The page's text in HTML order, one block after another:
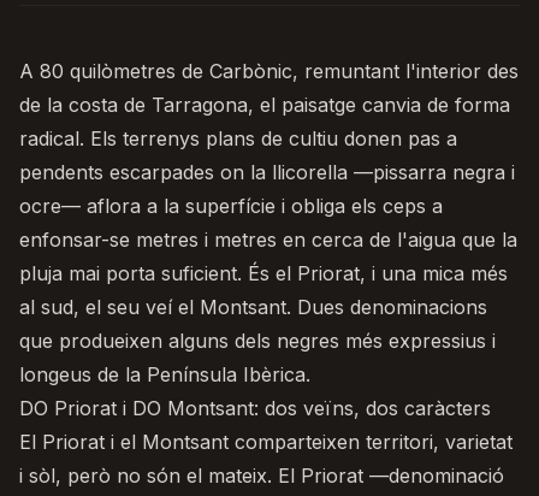
A 80 quilòmetres de Carbònic, remuntant l'interior des
de la costa de Tarragona, el paisatge canvia de forma
radical. Els terrenys plans de cultiu donen pas a
pendents escarpades on la llicorella —pissarra negra i
ocre— aflora a la superfície i obliga els ceps a
enfonsar-se metres i metres en cerca de l'aigua que la
pluja mai porta suficient. És el Priorat, i una mica més
al sud, el seu veí el Montsant. Dues denominacions
que produeixen alguns dels negres més expressius i
longeus de la Península Ibèrica.
DO Priorat i DO Montsant: dos veïns, dos caràcters
El Priorat i el Montsant comparteixen territori, varietat
i sòl, però no són el mateix. El Priorat —denominació